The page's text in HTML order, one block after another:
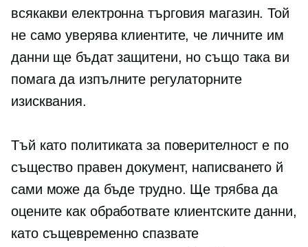
всякаквиелектронна търговия магазин. Той
не само уверява клиентите, че личните им
данни ще бъдат защитени, но също така ви
помага да изпълните регулаторните
изисквания.
Тъй като политиката за поверителност е по
същество правен документ, написването й
сами може да бъде трудно. Ще трябва да
оцените как обработвате клиентските данни,
като същевременно спазвате